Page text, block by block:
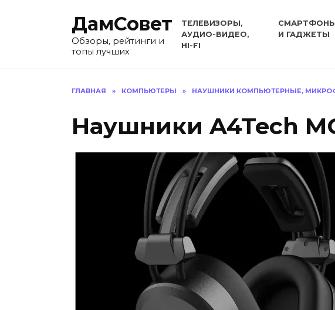
ДамСовет
Обзоры, рейтинги и
топы лучших
ТЕЛЕВИЗОРЫ,
АУДИО-ВИДЕО,
HI-FI
И ГАДЖЕТЫ
ГЛАВНАЯ » КОМПЬЮТЕРЫ » НАУШНИКИ КОМПЬЮТЕРНЫЕ,
Наушники A4Tech